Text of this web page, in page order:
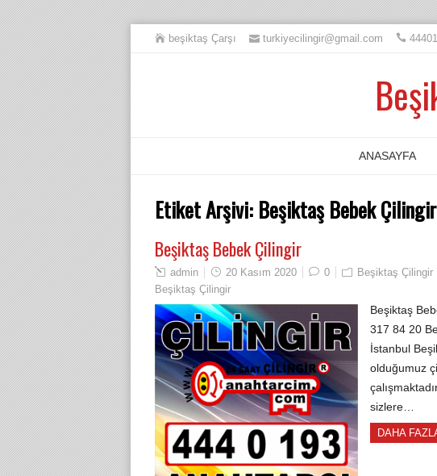
beşiktaş Çarşı turkiyecilingir@gmail.com
ANASAYFA
Etiket Arşivi: Beşiktaş Bebek Çilingir
Beşiktaş Bebek Çilingir
admin 20 Kasım 2020 0 Beşiktaş Çilingir
Beşiktaş Çilingir
Beşiktaş
317 84 20
İstanbul
olduğumuz
sizlere…
DAHA